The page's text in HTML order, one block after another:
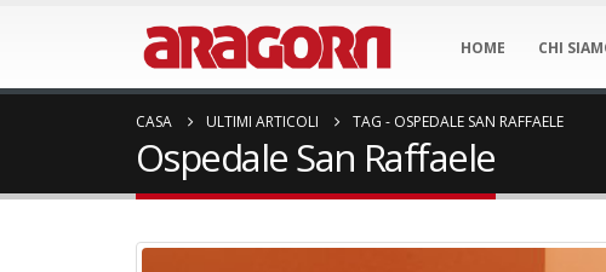
HOME CHI
CASA ULTIMI ARTICOLI TAG - OSPEDALE SAN RAFFAELE
Ospedale San Raffaele